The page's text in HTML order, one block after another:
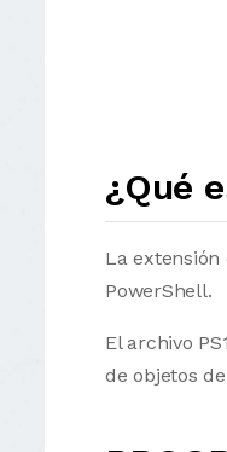
¿Qué
La extensión
PowerShell.
El archivo
de objetos